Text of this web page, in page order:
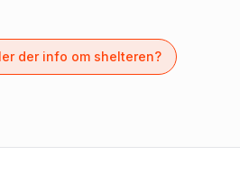
der info om shelteren?